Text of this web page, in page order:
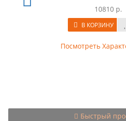
10810 р.
В КОРЗИНУ
Посмотреть
Быстрый